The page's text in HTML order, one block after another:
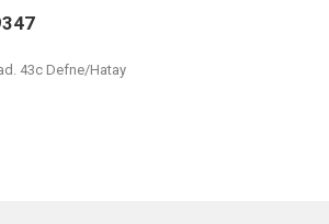
43c Defne/Hatay